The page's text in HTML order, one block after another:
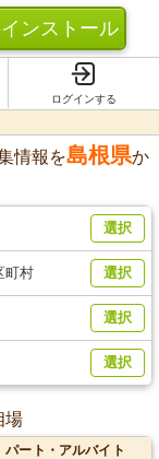
ンストール
ログインする
情報を島根県か
選択
町村 選択
選択
選択
場
パート・アルバイト